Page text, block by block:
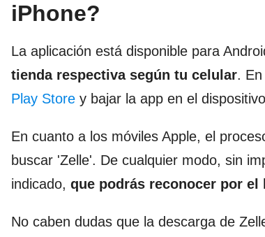
iPhone?
La aplicación está disponible para
tienda respectiva según tu celular.
Play Store y bajar la app en el
En cuanto a los móviles Apple, el
buscar 'Zelle'. De cualquier modo, sin
indicado, que podrás reconocer por el
No caben dudas que la descarga de